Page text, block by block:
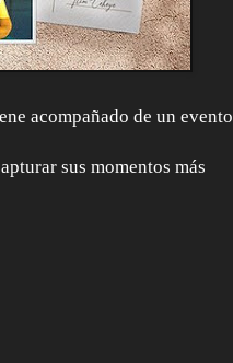
acompañado de un evento
sus momentos más